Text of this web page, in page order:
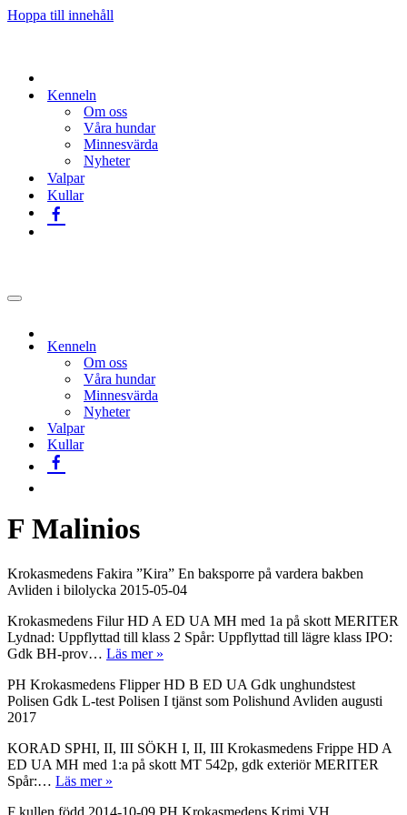
Hoppa till innehåll
Kenneln
Om oss
Våra hundar
Minnesvärda
Nyheter
Valpar
Kullar
Navigeringsmeny
Kenneln
Om oss
Våra hundar
Minnesvärda
Nyheter
Valpar
Kullar
F Malinios
Krokasmedens Fakira ”Kira” En baksporre på vardera bakben
Avliden i bilolycka 2015-05-04
Krokasmedens Filur HD A ED UA MH med 1a på skott MERITER
Lydnad: Uppflyttad till klass 2 Spår: Uppflyttad till lägre klass IPO:
Gdk BH-prov… Läs mer »
PH Krokasmedens Flipper HD B ED UA Gdk unghundstest
Polisen Gdk L-test Polisen I tjänst som Polishund Avliden augusti
2017
KORAD SPHI, II, III SÖKH I, II, III Krokasmedens Frippe HD A
ED UA MH med 1:a på skott MT 542p, gdk exteriör MERITER
Spår:… Läs mer »
F kullen född 2014-10-09 PH Krokasmedens Krimi VH